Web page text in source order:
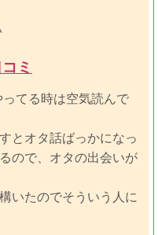
ミ
てる時は空気読んで
とオタ話ばっかになっ
ので、オタの出会いが
いたのでそういう人に